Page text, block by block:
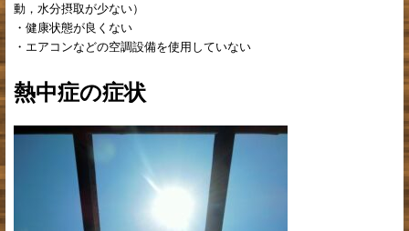
動，水分摂取が少ない）
・健康状態が良くない
・エアコンなどの空調設備を使用していない
熱中症の症状